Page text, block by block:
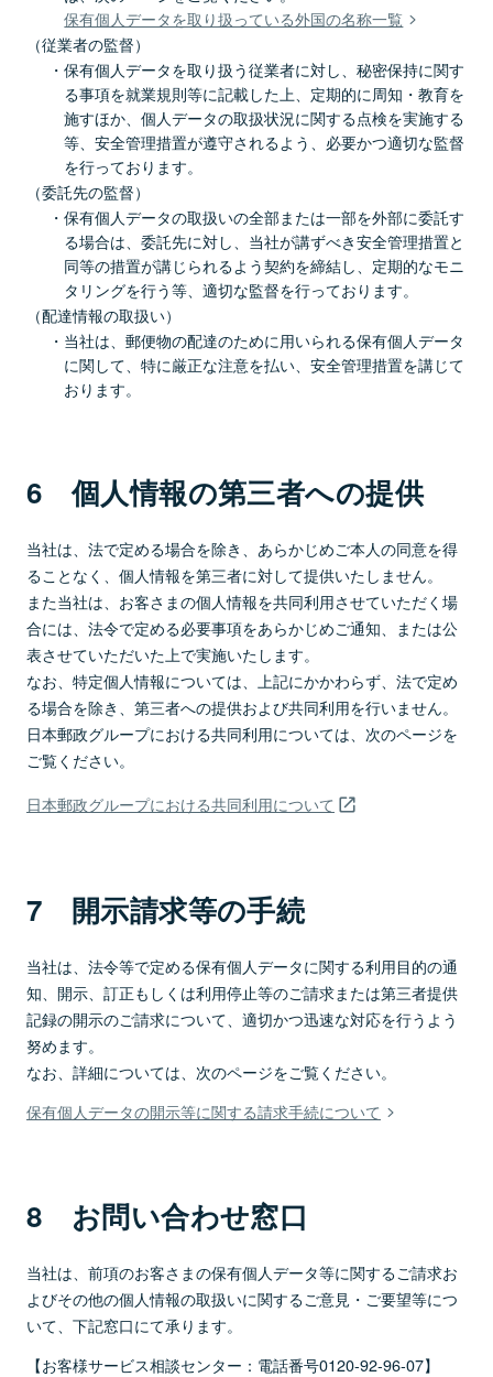
保有個人データを取り扱っている外国の名称一覧
（従業者の監督）
保有個人データを取り扱う従業者に対し、秘密保持に関す
る事項を就業規則等に記載した上、定期的に周知・教育を
施すほか、個人データの取扱状況に関する点検を実施する
等、安全管理措置が遵守されるよう、必要かつ適切な監督
を行っております。
（委託先の監督）
保有個人データの取扱いの全部または一部を外部に委託す
る場合は、委託先に対し、当社が講ずべき安全管理措置と
同等の措置が講じられるよう契約を締結し、定期的なモニ
タリングを行う等、適切な監督を行っております。
（配達情報の取扱い）
当社は、郵便物の配達のために用いられる保有個人データ
に関して、特に厳正な注意を払い、安全管理措置を講じて
おります。
6 個人情報の第三者への提供
当社は、法で定める場合を除き、あらかじめご本人の同意を得
ることなく、個人情報を第三者に対して提供いたしません。
また当社は、お客さまの個人情報を共同利用させていただく場
合には、法令で定める必要事項をあらかじめご通知、または公
表させていただいた上で実施いたします。
なお、特定個人情報については、上記にかかわらず、法で定め
る場合を除き、第三者への提供および共同利用を行いません。
日本郵政グループにおける共同利用については、次のページを
ご覧ください。
日本郵政グループにおける共同利用について
7 開示請求等の手続
当社は、法令等で定める保有個人データに関する利用目的の通
知、開示、訂正もしくは利用停止等のご請求または第三者提供
記録の開示のご請求について、適切かつ迅速な対応を行うよう
努めます。
なお、詳細については、次のページをご覧ください。
保有個人データの開示等に関する請求手続について
8 お問い合わせ窓口
当社は、前項のお客さまの保有個人データ等に関するご請求お
よびその他の個人情報の取扱いに関するご意見・ご要望等につ
いて、下記窓口にて承ります。
【お客様サービス相談センター：電話番号0120-92-96-07】